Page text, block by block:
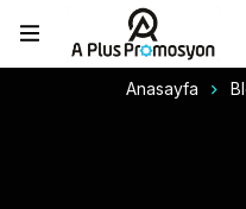
Anasayfa